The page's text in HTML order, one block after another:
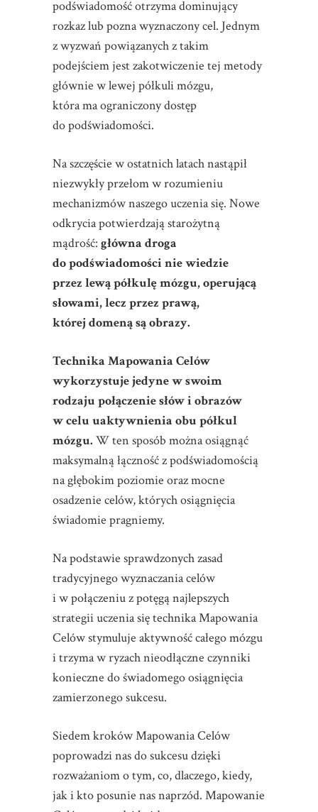
podświadomość otrzyma dominujący
rozkaz lub pozna wyznaczony cel. Jednym
z wyzwań powiązanych z takim
podejściem jest zakotwiczenie tej metody
głównie w lewej półkuli mózgu,
która ma ograniczony dostęp
do podświadomości.
Na szczęście w ostatnich latach nastąpił
niezwykły przełom w rozumieniu
mechanizmów naszego uczenia się. Nowe
odkrycia potwierdzają starożytną
mądrość: główna droga
do podświadomości nie wiedzie
przez lewą półkulę mózgu, operującą
słowami, lecz przez prawą,
której domeną są obrazy.
Technika Mapowania Celów
wykorzystuje jedyne w swoim
rodzaju połączenie słów i obrazów
w celu uaktywnienia obu półkul
mózgu. W ten sposób można osiągnąć
maksymalną łączność z podświadomością
na głębokim poziomie oraz mocne
osadzenie celów, których osiągnięcia
świadomie pragniemy.
Na podstawie sprawdzonych zasad
tradycyjnego wyznaczania celów
i w połączeniu z potęgą najlepszych
strategii uczenia się technika Mapowania
Celów stymuluje aktywność całego mózgu
i trzyma w ryzach nieodłączne czynniki
konieczne do świadomego osiągnięcia
zamierzonego sukcesu.
Siedem kroków Mapowania Celów
poprowadzi nas do sukcesu dzięki
rozważaniom o tym, co, dlaczego, kiedy,
jak i kto posunie nas naprzód. Mapowanie